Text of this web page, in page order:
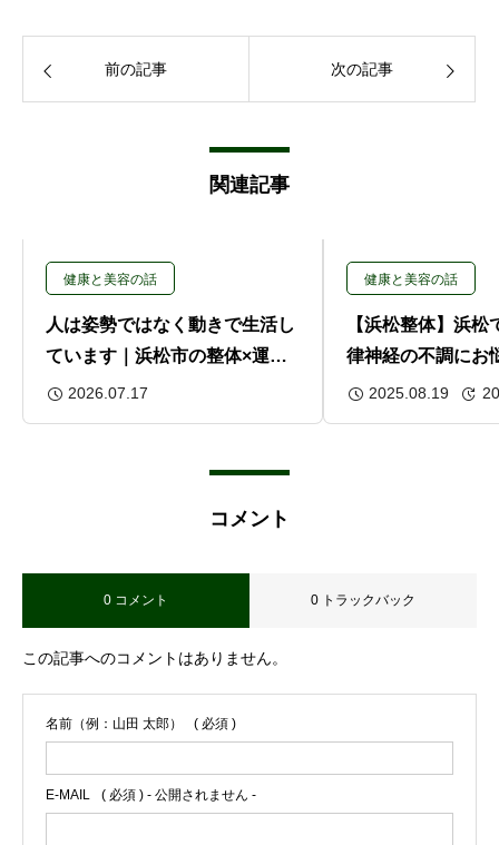
前の記事 次の記事
関連記事
健康と美容の話
人は姿勢ではなく動きで生活し
ています｜浜松市の整体×運動
療法2026.07.17
健康と美容の話
【浜松整体】浜松
律神経の不調にお
整体で整える体と
2025.08.19
コメント
0 コメント 0 トラックバック
この記事へのコメントはありません。
名前（例：山田 太郎） ( 必須 )
E-MAIL ( 必須 ) - 公開されません -